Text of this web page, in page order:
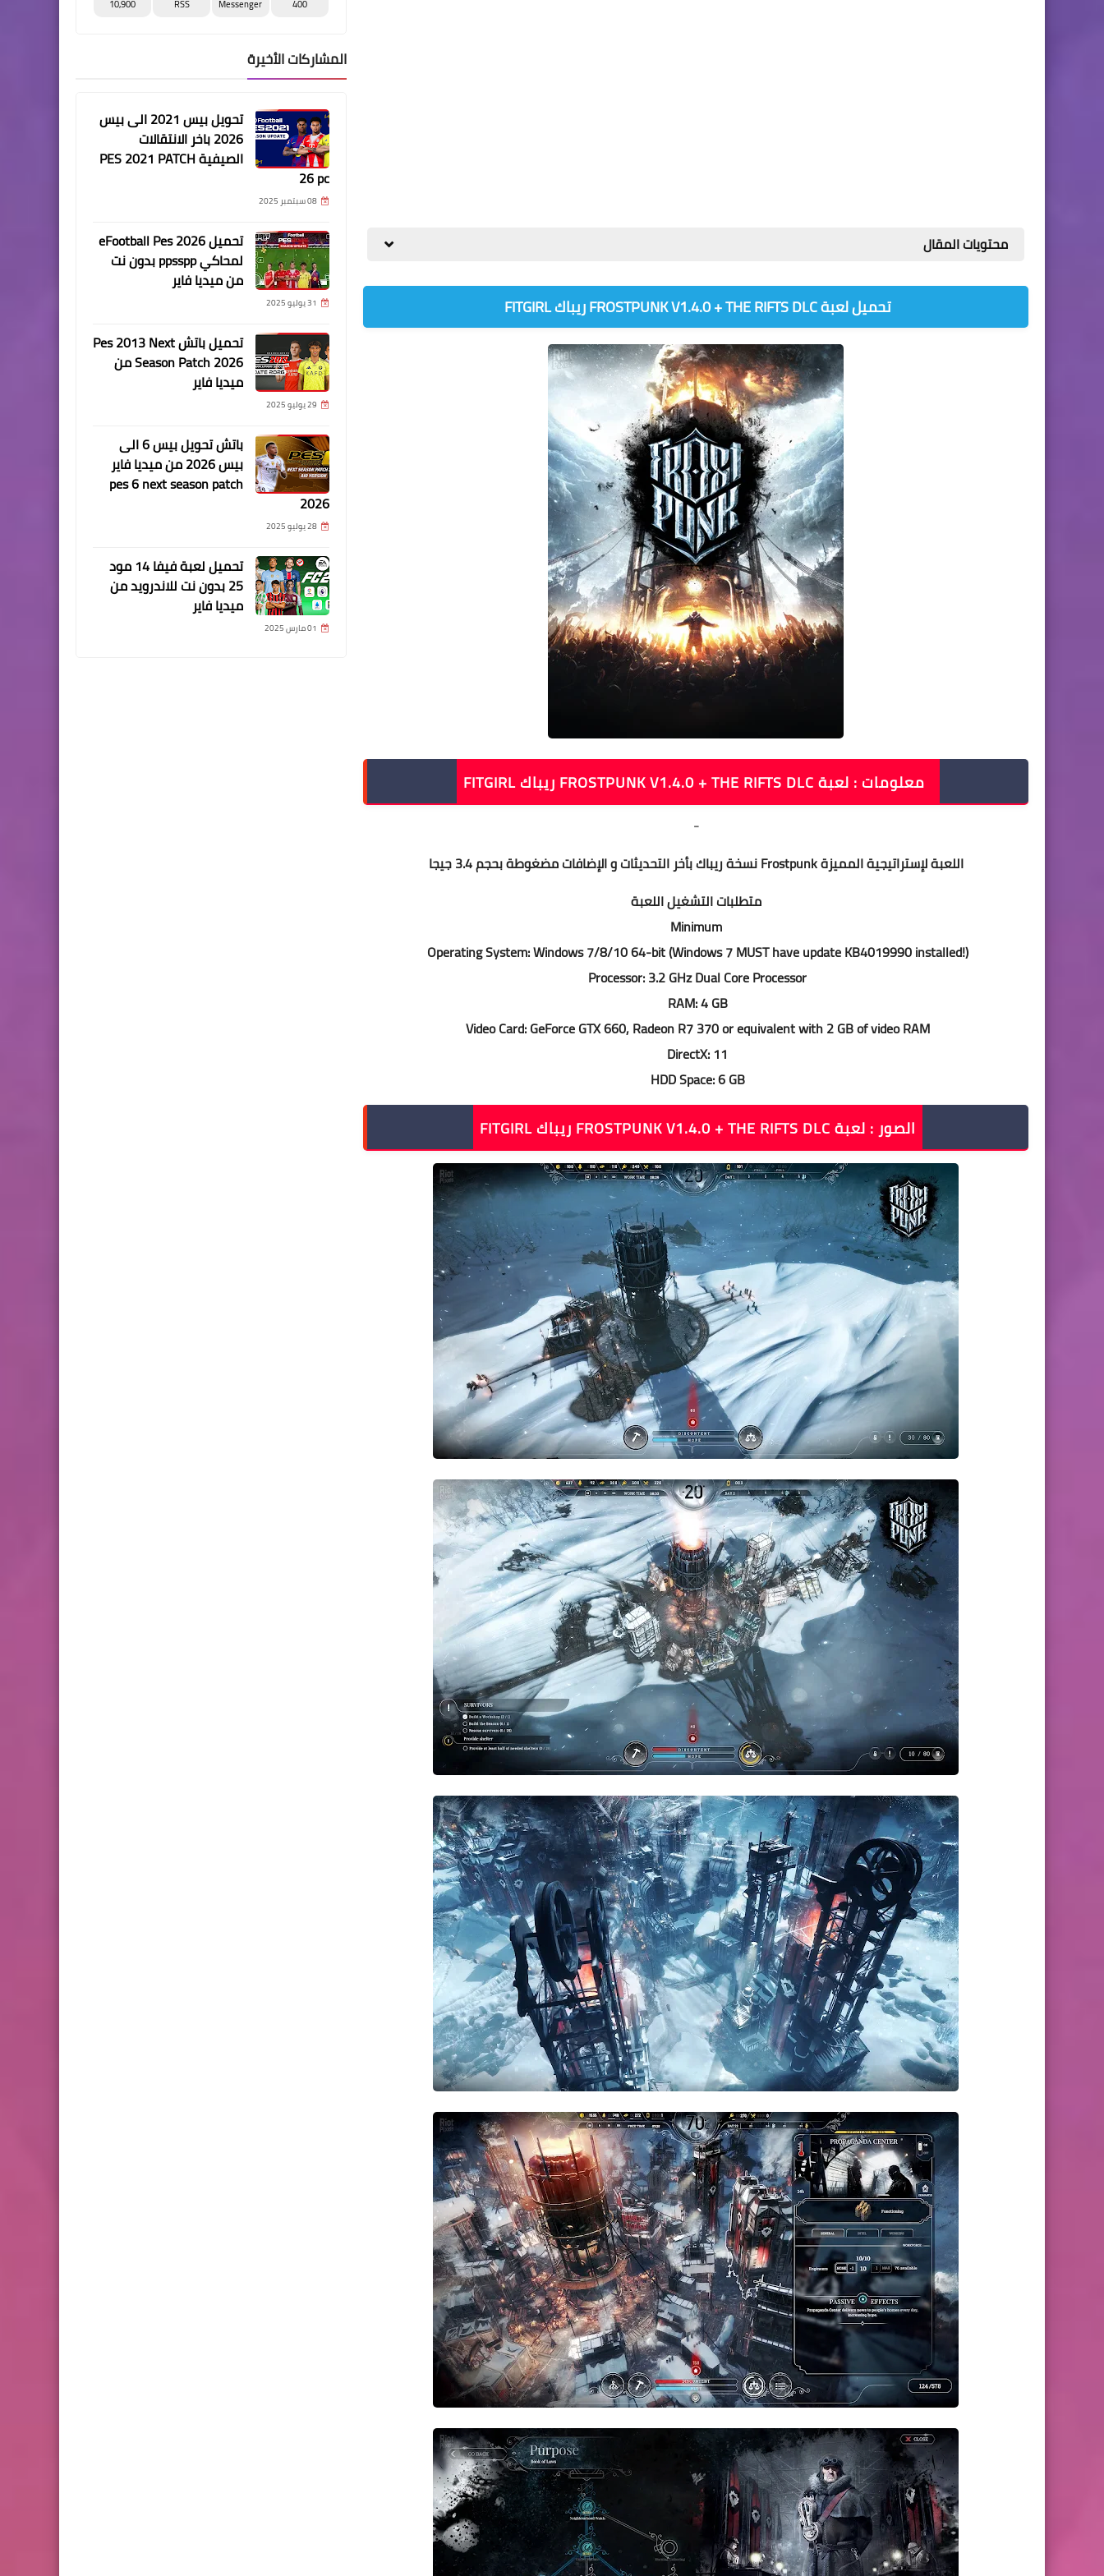
محتويات المقال
تحميل لعبة FROSTPUNK V1.4.0 + THE RIFTS DLC ريباك FITGIRL
معلومات : لعبة FROSTPUNK V1.4.0 + THE RIFTS DLC ريباك FITGIRL
-
اللعبة لإستراتيجية المميزة Frostpunk نسخة ريباك بأخر التحديثات و الإضافات مضغوطة بحجم 3.4 جيجا
متطلبات التشغيل اللعبة
Minimum
Operating System: Windows 7/8/10 64-bit (Windows 7 MUST have update KB4019990 installed!)
Processor: 3.2 GHz Dual Core Processor
RAM: 4 GB
Video Card: GeForce GTX 660, Radeon R7 370 or equivalent with 2 GB of video RAM
DirectX: 11
HDD Space: 6 GB
الصور : لعبة FROSTPUNK V1.4.0 + THE RIFTS DLC ريباك FITGIRL
400
Messenger
RSS
10,900
المشاركات الأخيرة
تحويل بيس 2021 الى بيس
2026 باخر الانتقالات
الصيفية PES 2021 PATCH
26 pc
08 سبتمبر 2025
تحميل eFootball Pes 2026
لمحاكي ppsspp بدون نت
من ميديا فاير
31 يوليو 2025
تحميل باتش Pes 2013 Next
Season Patch 2026 من
ميديا فاير
29 يوليو 2025
باتش تحويل بيس 6 الى
بيس 2026 من ميديا فاير
pes 6 next season patch
2026
28 يوليو 2025
تحميل لعبة فيفا 14 مود
25 بدون نت للاندرويد من
ميديا فاير
01 مارس 2025